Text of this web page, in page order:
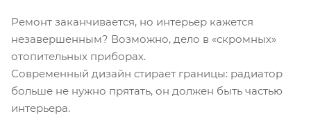
Ремонт заканчивается, но интерьер кажется
незавершенным? Возможно, дело в «скромных»
отопительных приборах.
Современный дизайн стирает границы: радиатор
больше не нужно прятать, он должен быть частью
интерьера.